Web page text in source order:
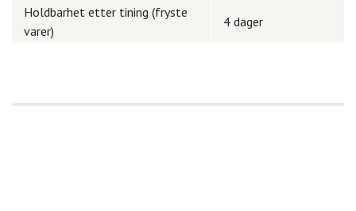
Holdbarhet etter tining (fryste
varer)
4 dager